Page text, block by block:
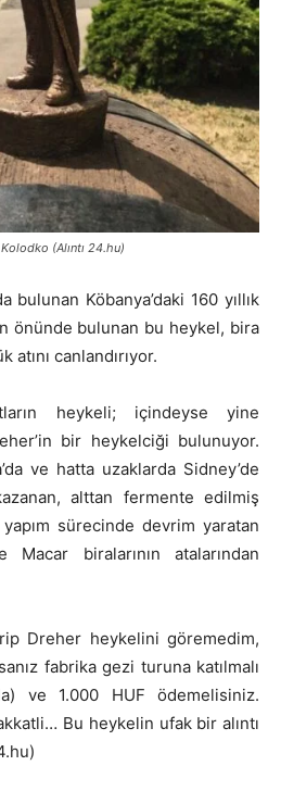
(Alıntı 24.hu)
bulunan Köbanya’daki 160 yıllık
önünde bulunan bu heykel, bira
atını canlandırıyor.
heykeli; içindeyse yine
bir heykelciği bulunuyor.
ve hatta uzaklarda Sidney’de
alttan fermente edilmiş
sürecinde devrim yaratan
Macar biralarının atalarından
Dreher heykelini göremedim,
fabrika gezi turuna katılmalı
ve 1.000 HUF ödemelisiniz.
Bu heykelin ufak bir alıntı